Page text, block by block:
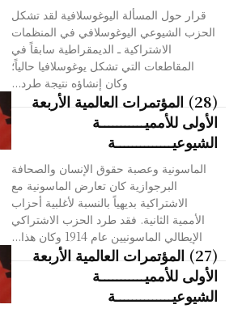
قرار حول المسألة اليوغوسلافية لقد تشكل
الحزب الشيوعي اليوغوسلافي في المنظمات
الاشتراكية ـ الديمقراطية سابقاً في
المقاطعات التي تشكل يوغوسلافيا حالياً؛
وكان إنشاؤه نتيجة طرد...
(28) المؤتمرات العالمية الأربعة
الأولى للأمميـــــــــــة
الشيوعيــــــــــــــة
الماسونية وعصبة حقوق الإنسان والصحافة
البرجوازية كان تعارض الماسونية مع
الاشتراكية بديهياً بالنسبة لأغلبية أحزاب
الأممية الثانية. فقد طرد الحزب الاشتراكي
الإيطالي الماسونيين عام 1914 وكان هذا...
(27) المؤتمرات العالمية الأربعة
الأولى للأمميـــــــــــة
الشيوعيــــــــــــــة